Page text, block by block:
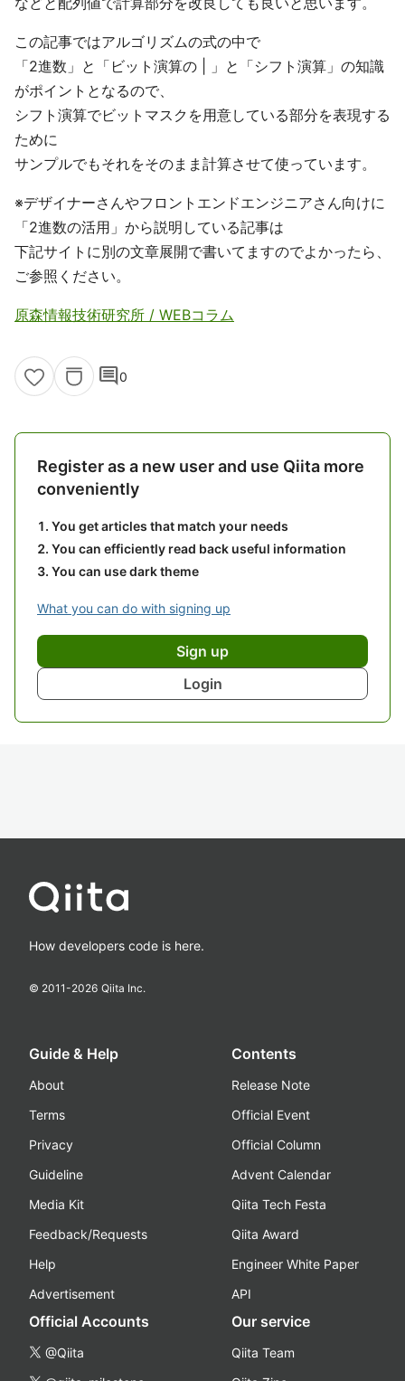
この記事ではアルゴリズムの式の中で
「2進数」と「ビット演算の | 」と「シフト演算」の知識
がポイントとなるので、
シフト演算でビットマスクを用意している部分を表現する
ために
サンプルでもそれをそのまま計算させて使っています。
※デザイナーさんやフロントエンドエンジニアさん向けに
「2進数の活用」から説明している記事は
下記サイトに別の文章展開で書いてますのでよかったら、
ご参照ください。
原森情報技術研究所 / WEBコラム
comment0
Register as a new user and use Qiita more
conveniently
You get articles that match your needs
You can efficiently read back useful information
You can use dark theme
What you can do with signing up
Sign up
Login
How developers code is here.
© 2011-2026 Qiita Inc.
Guide & Help
About
Terms
Privacy
Guideline
Media Kit
Feedback/Requests
Help
Advertisement
Contents
Release Note
Official Event
Official Column
Advent Calendar
Qiita Tech Festa
Qiita Award
Engineer White Paper
API
Official Accounts
@Qiita
Our service
Qiita Team